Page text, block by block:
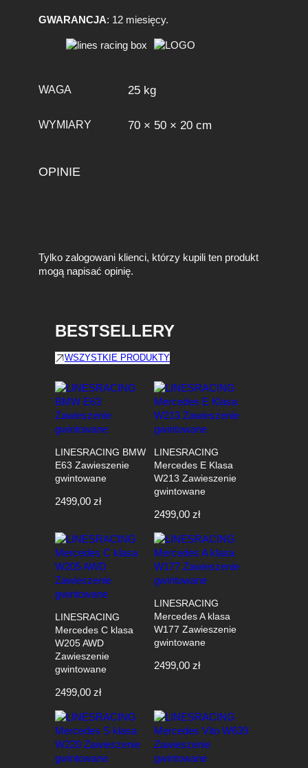
GWARANCJA: 12 miesięcy.
WAGA 25 kg
WYMIARY 70 × 50 × 20 cm
OPINIE
Tylko zalogowani klienci, którzy kupili ten produkt
mogą napisać opinię.
BESTSELLERY
WSZYSTKIE PRODUKTY
LINESRACING BMW
E63 Zawieszenie
gwintowane
2499,00 zł
LINESRACING
Mercedes E Klasa
W213 Zawieszenie
gwintowane
2499,00 zł
LINESRACING
Mercedes C klasa
W205 AWD
Zawieszenie
gwintowane
2499,00 zł
LINESRACING
Mercedes A klasa
W177 Zawieszenie
gwintowane
2499,00 zł